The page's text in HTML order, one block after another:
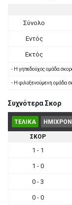
Σύνολο
Εντός
Εκτός
- Η γηπεδούχος ομάδα
- Η φιλοξενούμενη ομάδα
Συχνότερα Σκορ
ΤΕΛΙΚΑ
ΣΚΟΡ
1 - 1
1 - 0
0 - 3
0 - 0